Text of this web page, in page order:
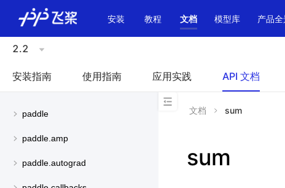
安装 教程 文档 模型库 产品全
2.2
安装指南 使用指南 应用实践 API 文档
paddle
paddle.amp
paddle.autograd
文档 sum
sum